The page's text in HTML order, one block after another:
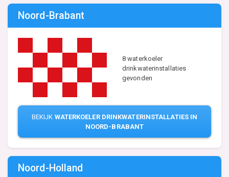
Noord-Brabant
8 waterkoeler
drinkwaterinstallaties
gevonden
BEKIJK WATERKOELER DRINKWATERINSTALLATIES IN
NOORD-BRABANT
Noord-Holland